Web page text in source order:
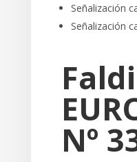
Señalización
Señalización
Nº